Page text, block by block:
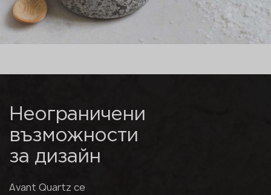
Неограничени
възможности
за дизайн
Avant Quartz се